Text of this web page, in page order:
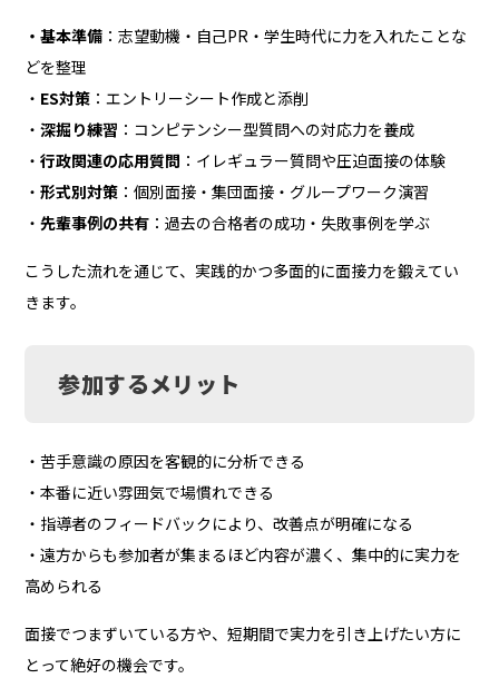
・基本準備 ：志望動機・自己PR・学生時代に力を入れたことな
どを整理
・ ES対策 ：エントリーシート作成と添削
・深掘り練習 ：コンピテンシー型質問への対応力を養成
・行政関連の応用質問 ：イレギュラー質問や圧迫面接の体験
・形式別対策 ：個別面接・集団面接・グループワーク演習
・先輩事例の共有 ：過去の合格者の成功・失敗事例を学ぶ
こうした流れを通じて、実践的かつ多面的に面接力を鍛えてい
きます。
参加するメリット
・苦手意識の原因を客観的に分析できる
・本番に近い雰囲気で場慣れできる
・指導者のフィードバックにより、改善点が明確になる
・遠方からも参加者が集まるほど内容が濃く、集中的に実力を
高められる
面接でつまずいている方や、短期間で実力を引き上げたい方に
とって絶好の機会です。